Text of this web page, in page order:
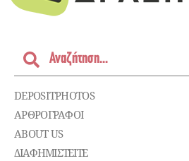
DEPOSITPHOTOS
ΑΡΘΡΟΓΡΑΦΟΙ
ABOUT US
ΔΙΑΦΗΜΙΣΤΕΊΤΕ